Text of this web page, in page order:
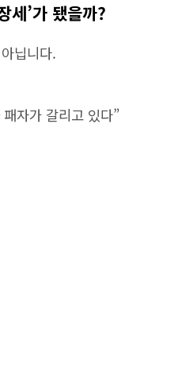
세’가 됐을까?
닙니다.
자가 갈리고 있다”